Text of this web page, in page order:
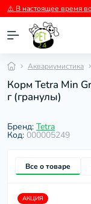
Аквариумистика
Корм Tetra Min
г (гранулы)
Бренд: Tetra
Код: 000005249
Все о товаре
АКЦИЯ